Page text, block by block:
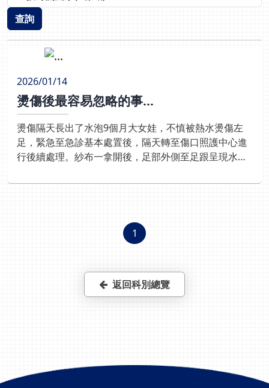
查詢
2026/01/14
燙傷後最容易忽略的事...
燙傷隔天長出了水泡9個月大女娃，不慎被熱水燙傷左
足，緊急至急診基本處置後，隔天轉至傷口照護中心進
行後續處理。紗布一拿開後，足部外側至足跟呈現水
從急診返家後，並未再繼續給予傷口冰敷。給予衛教請
口照護師將較大顆的水泡用空針抽出後，剪除無法貼合
的壞死表皮，盡可能地保留尚存的皮膚，使其貼合在傷
合更快速一點。因為傷口疼痛，且女娃無法配合維持固
定的動作，過程必須快速、小心且輕柔。為了避免女娃
在平日活動過程，或是下次移除敷料時，不慎將未貼合
下來的表皮，也大部分可以貼合在傷口床上。女娃在換
1
返回科別總覽